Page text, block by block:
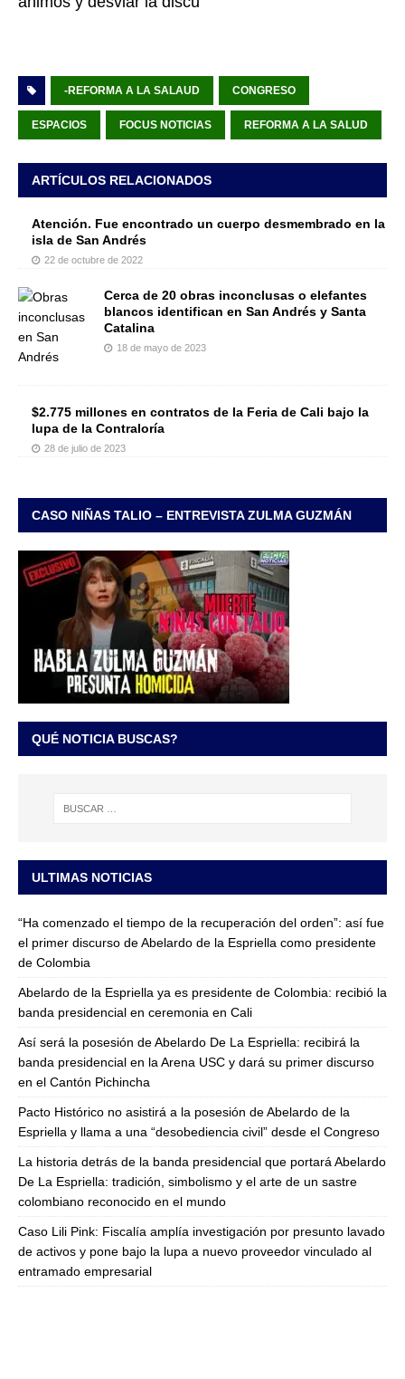
-REFORMA A LA SALAUD CONGRESO
ESPACIOS FOCUS NOTICIAS REFORMA A LA SALUD
ARTÍCULOS RELACIONADOS
Atención. Fue encontrado un cuerpo desmembrado en la
isla de San Andrés
22 de octubre de 2022
Cerca de 20 obras inconclusas o elefantes
blancos identifican en San Andrés y Santa
Catalina
18 de mayo de 2023
$2.775 millones en contratos de la Feria de Cali bajo la
lupa de la Contraloría
28 de julio de 2023
CASO NIÑAS TALIO – ENTREVISTA ZULMA GUZMÁN
QUÉ NOTICIA BUSCAS?
ULTIMAS NOTICIAS
“Ha comenzado el tiempo de la recuperación del orden”: así fue
el primer discurso de Abelardo de la Espriella como presidente
de Colombia
Abelardo de la Espriella ya es presidente de Colombia: recibió la
banda presidencial en ceremonia en Cali
Así será la posesión de Abelardo De La Espriella: recibirá la
banda presidencial en la Arena USC y dará su primer discurso
en el Cantón Pichincha
Pacto Histórico no asistirá a la posesión de Abelardo de la
Espriella y llama a una “desobediencia civil” desde el Congreso
La historia detrás de la banda presidencial que portará Abelardo
De La Espriella: tradición, simbolismo y el arte de un sastre
colombiano reconocido en el mundo
Caso Lili Pink: Fiscalía amplía investigación por presunto lavado
de activos y pone bajo la lupa a nuevo proveedor vinculado al
entramado empresarial